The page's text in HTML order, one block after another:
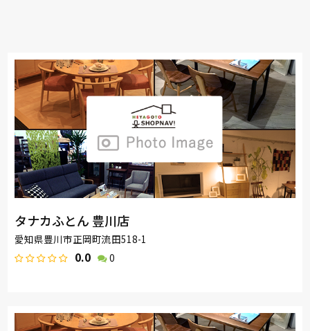
タナカふとん 豊川店
愛知県豊川市正岡町流田518-1
0.0 0